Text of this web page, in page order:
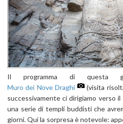
Il programma di questa
Muro dei Nove Draghi
(visita
successivamente ci dirigiamo verso
una serie di templi buddisti che
giorni. Qui la sorpresa è notevole: